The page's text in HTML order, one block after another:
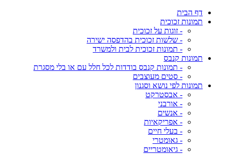
דף הבית
תמונות זכוכית
- זוגות על זכוכית
- שלשות זכוכית בהדפסה ישירה
- תמונות זכוכית לבית ולמשרד
תמונות קנבס
- תמונות קנבס בודדות לכל חלל עם או בלי מסגרת
- סטים מעוצבים
תמונות לפי נושא וסגנון
- אבסטרקט
- אורבני
- אנשים
- אפריקאיות
- בעלי חיים
- גאומטרי
- גיאומטריים